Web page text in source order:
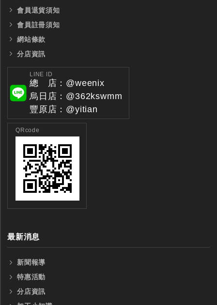
會員退貨須知
會員註冊須知
網站條款
分店資訊
LINE ID
總 店：@weenix
烏日店：@362kswmm
豐原店：@yitian
QRcode
最新消息
新聞報導
特惠活動
分店資訊